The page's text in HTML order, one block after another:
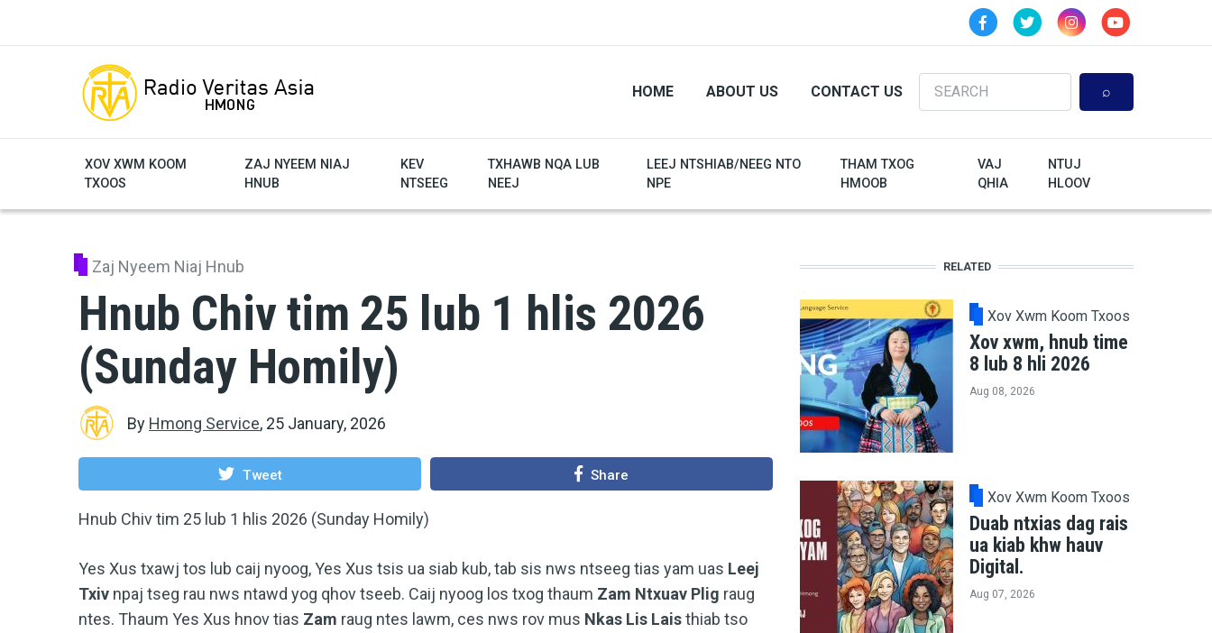
HOME ABOUT US CONTACT US
Search
XOV XWM KOOM
TXOOS
ZAJ NYEEM NIAJ
HNUB
KEV
NTSEEG
TXHAWB NQA LUB
NEEJ
LEEJ NTSHIAB/NEEG NTO
NPE
THAM TXOG
HMOOB
VAJ
QHIA
NTUJ
HLOOV
Zaj Nyeem Niaj Hnub
Hnub Chiv tim 25 lub 1 hlis 2026
(Sunday Homily)
By Hmong Service, 25 January, 2026
Tweet Share
Hnub Chiv tim 25 lub 1 hlis 2026 (Sunday Homily)
Yes Xus txawj tos lub caij nyoog, Yes Xus tsis ua siab kub, tab sis nws ntseeg tias yam uas Leej
Txiv npaj tseg rau nws ntawd yog qhov tseeb. Caij nyoog los txog thaum Zam Ntxuav Plig raug
ntes. Thaum Yes Xus hnov tias Zam raug ntes lawm, ces nws rov mus Nkas Lis Laisthiab tso
RELATED
Xov Xwm Koom Txoos
Xov xwm, hnub time
8 lub 8 hli 2026
Aug 08, 2026
Xov Xwm Koom Txoos
Duab ntxias dag rais
ua kiab khw hauv
Digital.
Aug 07, 2026